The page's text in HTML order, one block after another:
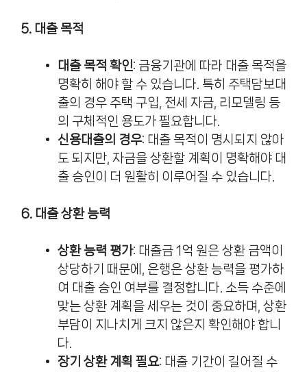
5. 대출 목적
대출 목적 확인: 금융기관에 따라 대출 목적을
명확히 해야 할 수 있습니다. 특히 주택담보대
출의 경우 주택 구입, 전세 자금, 리모델링 등
의 구체적인 용도가 필요합니다.
신용대출의 경우: 대출 목적이 명시되지 않아
도 되지만, 자금을 상환할 계획이 명확해야 대
출 승인이 더 원활히 이루어질 수 있습니다.
6. 대출 상환 능력
상환 능력 평가: 대출금 1억 원은 상환 금액이
상당하기 때문에, 은행은 상환 능력을 평가하
여 대출 승인 여부를 결정합니다. 소득 수준에
맞는 상환 계획을 세우는 것이 중요하며, 상환
부담이 지나치게 크지 않은지 확인해야 합니
다.
장기 상환 계획 필요: 대출 기간이 길어질 수